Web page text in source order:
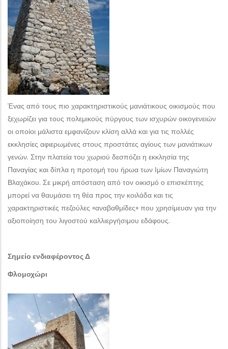
Ένας από τους πιο χαρακτηριστικούς μανιάτικους οικισμούς που
ξεχωρίζει για τους πολεμικούς πύργους των ισχυρών οικογενειών
οι οποίοι μάλιστα εμφανίζουν κλίση αλλά και για τις πολλές
εκκλησίες αφιερωμένες στους προστάτες αγίους των μανιάτικων
γενών. Στην πλατεία του χωριού δεσπόζει η εκκλησία της
Παναγίας και δίπλα η προτομή του ήρωα των Ιμίων Παναγιώτη
Βλαχάκου. Σε μικρή απόσταση από τον οικισμό ο επισκέπτης
μπορεί να θαυμάσει τη θέα προς την κοιλάδα και τις
χαρακτηριστικές πεζούλες «αναβαθμίδες» που χρησίμευαν για την
αξιοποίηση του λιγοστού καλλιεργήσιμου εδάφους.
Σημείο ενδιαφέροντος Δ
Φλομοχώρι